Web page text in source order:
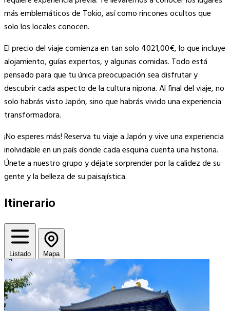
más emblemáticos de Tokio, así como rincones ocultos que
solo los locales conocen.
El precio del viaje comienza en tan solo 4021,00€, lo que incluye
alojamiento, guías expertos, y algunas comidas. Todo está
pensado para que tu única preocupación sea disfrutar y
descubrir cada aspecto de la cultura nipona. Al final del viaje, no
solo habrás visto Japón, sino que habrás vivido una experiencia
transformadora.
¡No esperes más! Reserva tu viaje a Japón y vive una experiencia
inolvidable en un país donde cada esquina cuenta una historia.
Únete a nuestro grupo y déjate sorprender por la calidez de su
gente y la belleza de su paisajística.
Itinerario
Listado Mapa